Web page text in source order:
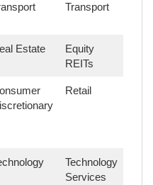
Transport
Estate
Equity
REITs
Retail
Technology
Services